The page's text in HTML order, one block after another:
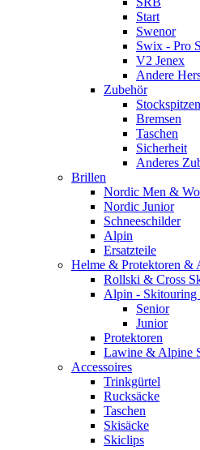
Start
Swenor
Swix - Pro
V2 Jenex
Andere
Zubehör
Stockspitzen
Bremsen
Taschen
Sicherheit
Anderes
Brillen
Nordic Men &
Nordic Junior
Schneeschilder
Alpin
Ersatzteile
Helme & Protektoren &
Rollski & Cross
Alpin - Skitouring
Senior
Junior
Protektoren
Lawine & Alpine
Accessoires
Trinkgürtel
Rucksäcke
Taschen
Skisäcke
Skiclips